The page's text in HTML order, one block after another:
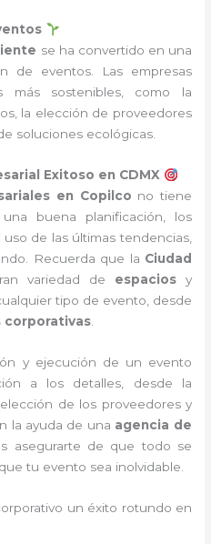
se ha convertido en una
de eventos. Las empresas
más sostenibles, como la
la elección de proveedores
soluciones ecológicas.
Exitoso en CDMX
en Copilco no tiene
buena planificación, los
de las últimas tendencias,
Recuerda que la Ciudad
variedad de espaciosy
tipo de evento, desde
corporativas.
y ejecución de un evento
a los detalles, desde la
de los proveedores y
la ayuda de una agencia de
asegurarte de que todo se
tu evento sea inolvidable.
un éxito rotundo en